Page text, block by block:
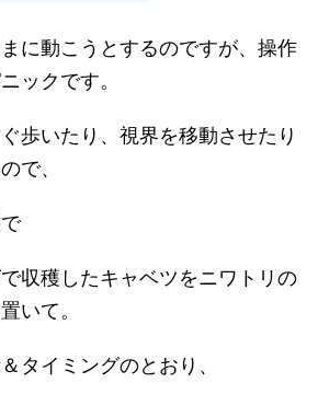
に動こうとするのですが、操作
ックです。
歩いたり、視界を移動させたり
で、
収穫したキャベツをニワトリの
いて。
タイミングのとおり、